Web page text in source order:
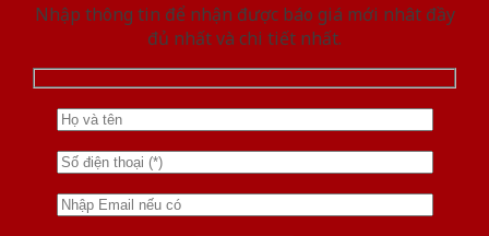
Nhập thông tin để nhận được báo giá mới nhât đầy
đủ nhất và chi tiết nhất.